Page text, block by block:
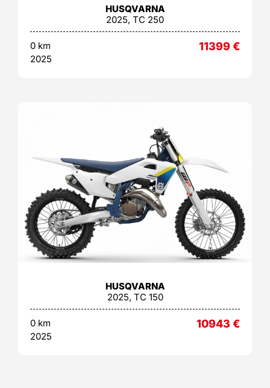
HUSQVARNA
2025, TC 250
0 km
2025
11399€
HUSQVARNA
2025, TC 150
0 km
2025
10943 €